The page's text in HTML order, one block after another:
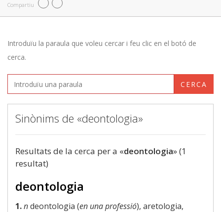
Compartiu
Introduïu la paraula que voleu cercar i feu clic en el botó de
cerca.
CERCA
Sinònims de «deontologia»
Resultats de la cerca per a «deontologia» (1
resultat)
deontologia
1.ndeontologia (en una professió), aretologia,